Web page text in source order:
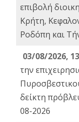
επιβολή
Κρήτη,
Ροδόπη και
03/08/2026,
την
δείκτη
08-2026